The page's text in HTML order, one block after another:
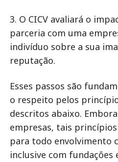
3. O CICV avaliará o
parceria com uma
indivíduo sobre a sua
reputação.
Esses passos são
o respeito pelos
descritos abaixo.
empresas, tais
para todo envolvimento
inclusive com fundações